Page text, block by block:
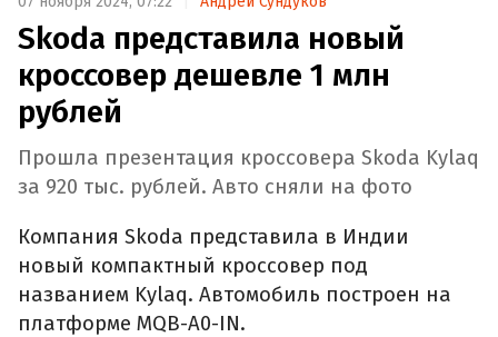
Skoda представила новый
кроссовер дешевле 1 млн
рублей
Прошла презентация кроссовера Skoda Kylaq
за 920 тыс. рублей. Авто сняли на фото
Компания Skoda представила в Индии
новый компактный кроссовер под
названием Kylaq. Автомобиль построен на
платформе MQB-A0-IN.